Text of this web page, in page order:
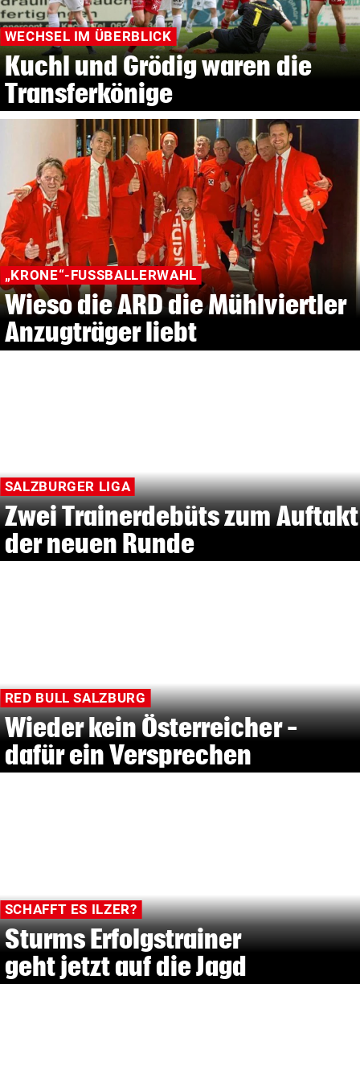
WECHSEL IM ÜBERBLICK
Kuchl und Grödig waren die
Transferkönige
„KRONE“-FUSSBALLERWAHL
Wieso die ARD die Mühlviertler
Anzugträger liebt
SALZBURGER LIGA
Zwei Trainerdebüts zum Auftakt
der neuen Runde
RED BULL SALZBURG
Wieder kein Österreicher –
dafür ein Versprechen
SCHAFFT ES ILZER?
Sturms Erfolgstrainer
geht jetzt auf die Jagd